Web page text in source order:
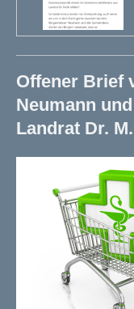
Offener Brief
Neumann
Landrat Dr.